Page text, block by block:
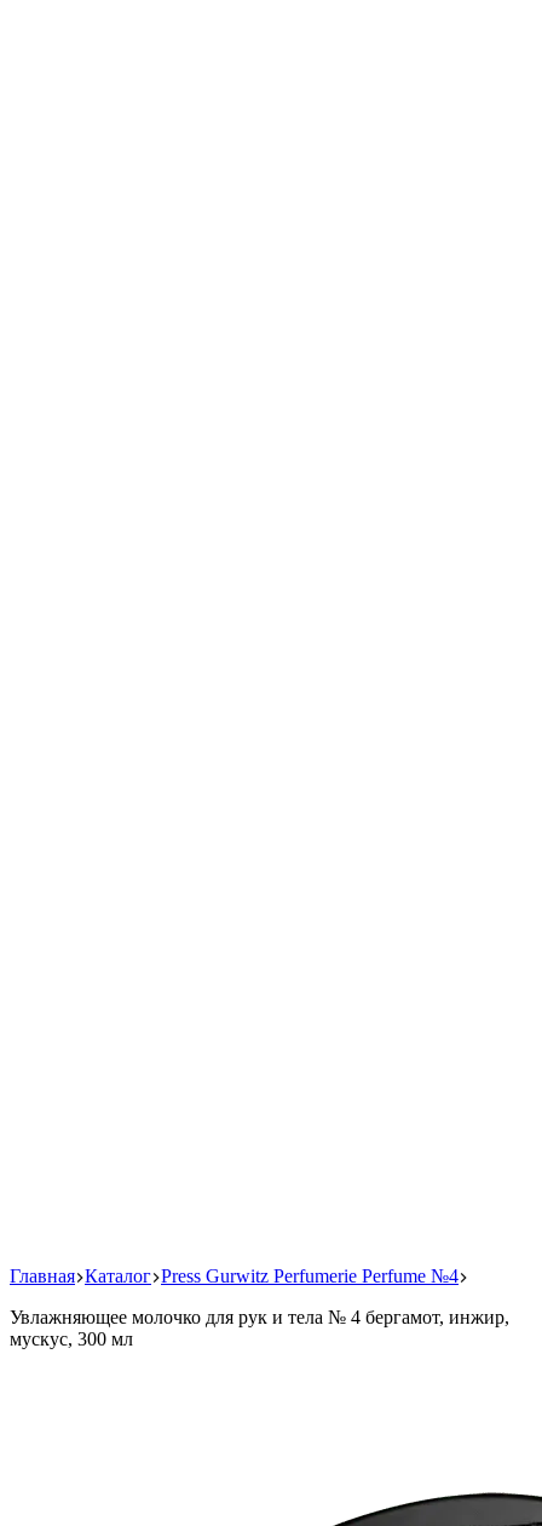
Главная Каталог Press Gurwitz Perfumerie Perfume №4
Увлажняющее молочко для рук и тела № 4 бергамот, инжир,
мускус, 300 мл